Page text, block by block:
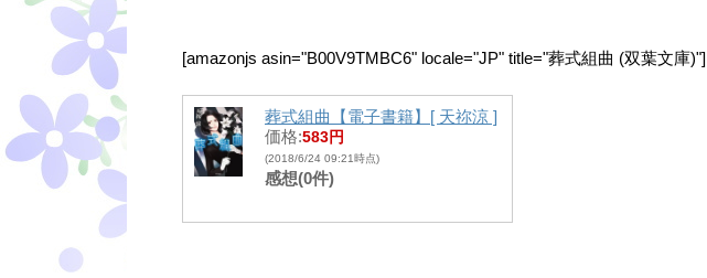
[amazonjs asin="B00V9TMBC6" locale="JP" title="葬式組曲 (双葉文庫)"]
葬式組曲【電子書籍】[ 天祢涼 ]
価格:583円
(2018/6/24 09:21時点)
感想(0件)